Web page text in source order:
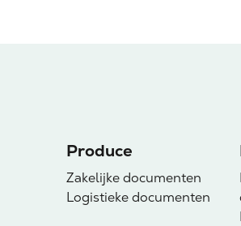
Produce
Zakelijke documenten
Logistieke documenten